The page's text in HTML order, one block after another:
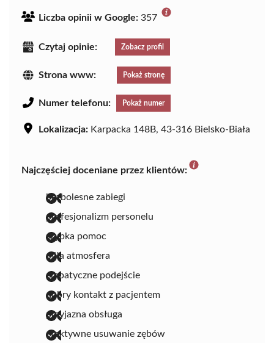
Liczba opinii w Google: 357
Czytaj opinie: Zobacz profil
Strona www: Pokaż stronę
Numer telefonu: Pokaż numer
Lokalizacja: Karpacka 148B, 43-316 Bielsko-Biała
Najczęściej doceniane przez klientów:
bezbolesne zabiegi
profesjonalizm personelu
szybka pomoc
miła atmosfera
empatyczne podejście
dobry kontakt z pacjentem
przyjazna obsługa
efektywne usuwanie zębów